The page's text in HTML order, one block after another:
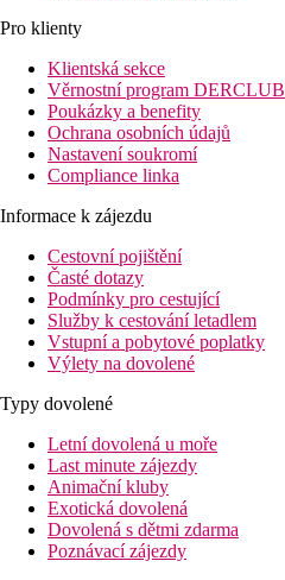
Pro klienty
Klientská sekce
Věrnostní program DERCLUB
Poukázky a benefity
Ochrana osobních údajů
Nastavení soukromí
Compliance linka
Informace k zájezdu
Cestovní pojištění
Časté dotazy
Podmínky pro cestující
Služby k cestování letadlem
Vstupní a pobytové poplatky
Výlety na dovolené
Typy dovolené
Letní dovolená u moře
Last minute zájezdy
Animační kluby
Exotická dovolená
Dovolená s dětmi zdarma
Poznávací zájezdy